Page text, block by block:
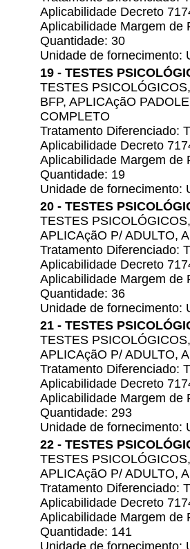
Aplicabilidade Decreto
Aplicabilidade Margem de
Quantidade: 30
Unidade de fornecimento:
19 - TESTES
TESTES
BFP, APLICAçãO
COMPLETO
Tratamento Diferenciado:
Aplicabilidade Decreto
Aplicabilidade Margem de
Quantidade: 19
Unidade de fornecimento:
20 - TESTES
TESTES
APLICAçãO P/ ADULTO,
Tratamento Diferenciado:
Aplicabilidade Decreto
Aplicabilidade Margem de
Quantidade: 36
Unidade de fornecimento:
21 - TESTES
TESTES
APLICAçãO P/ ADULTO,
Tratamento Diferenciado:
Aplicabilidade Decreto
Aplicabilidade Margem de
Quantidade: 293
Unidade de fornecimento:
22 - TESTES
TESTES
APLICAçãO P/ ADULTO,
Tratamento Diferenciado:
Aplicabilidade Decreto
Aplicabilidade Margem de
Quantidade: 141
Unidade de fornecimento: